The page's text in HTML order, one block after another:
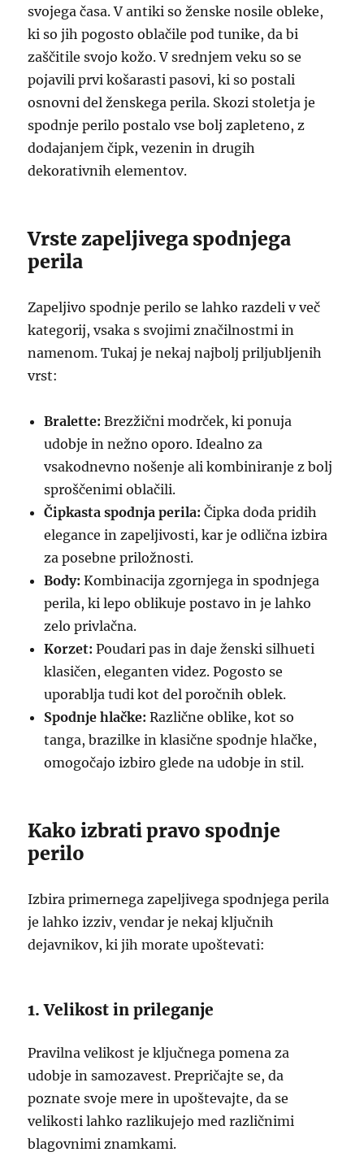
svojega časa. V antiki so ženske nosile obleke,
ki so jih pogosto oblačile pod tunike, da bi
zaščitile svojo kožo. V srednjem veku so se
pojavili prvi košarasti pasovi, ki so postali
osnovni del ženskega perila. Skozi stoletja je
spodnje perilo postalo vse bolj zapleteno, z
dodajanjem čipk, vezenin in drugih
dekorativnih elementov.
Vrste zapeljivega spodnjega
perila
Zapeljivo spodnje perilo se lahko razdeli v več
kategorij, vsaka s svojimi značilnostmi in
namenom. Tukaj je nekaj najbolj priljubljenih
vrst:
Bralette: Brezžični modrček, ki ponuja
udobje in nežno oporo. Idealno za
vsakodnevno nošenje ali kombiniranje z bolj
sproščenimi oblačili.
Čipkasta spodnja perila: Čipka doda pridih
elegance in zapeljivosti, kar je odlična izbira
za posebne priložnosti.
Body: Kombinacija zgornjega in spodnjega
perila, ki lepo oblikuje postavo in je lahko
zelo privlačna.
Korzet: Poudari pas in daje ženski silhueti
klasičen, eleganten videz. Pogosto se
uporablja tudi kot del poročnih oblek.
Spodnje hlačke: Različne oblike, kot so
tanga, brazilke in klasične spodnje hlačke,
omogočajo izbiro glede na udobje in stil.
Kako izbrati pravo spodnje
perilo
Izbira primernega zapeljivega spodnjega perila
je lahko izziv, vendar je nekaj ključnih
dejavnikov, ki jih morate upoštevati:
1. Velikost in prileganje
Pravilna velikost je ključnega pomena za
udobje in samozavest. Prepričajte se, da
poznate svoje mere in upoštevajte, da se
velikosti lahko razlikujejo med različnimi
blagovnimi znamkami.